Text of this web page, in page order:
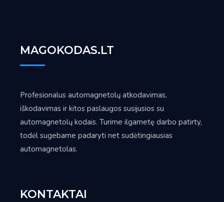
MAGOKODAS.LT
Profesionalus automagnetolų atkodavimas,
iškodavimas ir kitos paslaugos susijusios su
automagnetolų kodais. Turime ilgametę darbo patirty,
todėl sugebame padaryti net sudėtingiausias
automagnetolas.
KONTAKTAI